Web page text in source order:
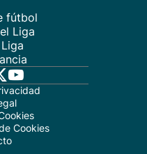
fútbol
Liga
Cookies